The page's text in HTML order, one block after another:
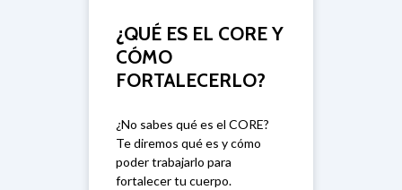
¿QUÉ ES EL CORE Y
CÓMO
FORTALECERLO?
¿No sabes qué es el CORE?
Te diremos qué es y cómo
poder trabajarlo para
fortalecer tu cuerpo.